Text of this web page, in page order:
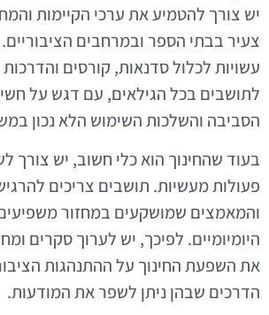
יש צורך להטמיע את ערכי הקיימות
צעיר בבתי הספר ובמרחבים הציבוריים.
עשויות לכלול סדנאות, קורסים
לתושבים בכל הגילאים, עם דגש על
הסביבה והשלכות השימוש הלא נכון
בעוד שהחינוך הוא כלי חשוב, יש צורך
פעולות מעשיות. תושבים צריכים
והמאמצים שמושקעים במחזור
היומיומיים. לפיכך, יש לערוך סקרים
את השפעת החינוך על ההתנהגות
הדרכים שבהן ניתן לשפר את המודעות.